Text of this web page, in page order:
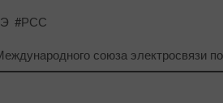
#РСС
союза электросвязи